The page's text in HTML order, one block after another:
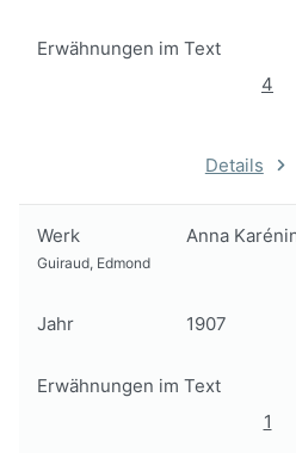
Erwähnungen im Text
4
Details
Werk Anna
Guiraud, Edmond
Jahr 1907
Erwähnungen im Text
1